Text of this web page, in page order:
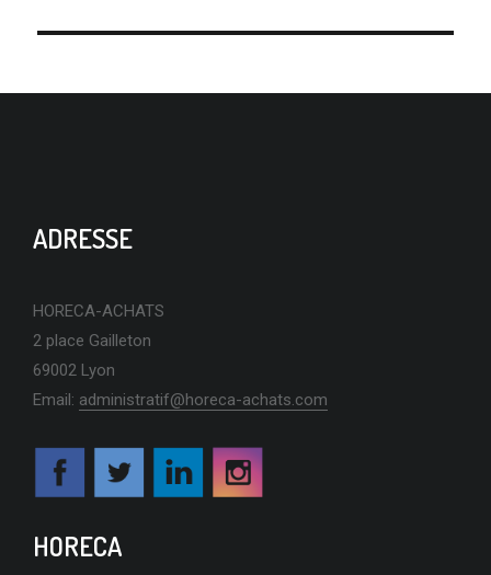
ADRESSE
HORECA-ACHATS
2 place Gailleton
69002 Lyon
Email: administratif@horeca-achats.com
HORECA